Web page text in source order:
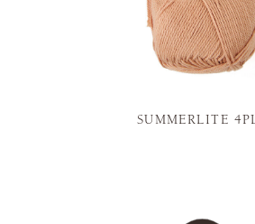
SUMMERLITE